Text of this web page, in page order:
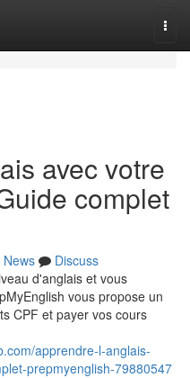
avec votre
complet
News
Discuss
d'anglais et vous
vous propose un
CPF et payer vos cours
apprendre-l-anglais-
prepmyenglish-79880547